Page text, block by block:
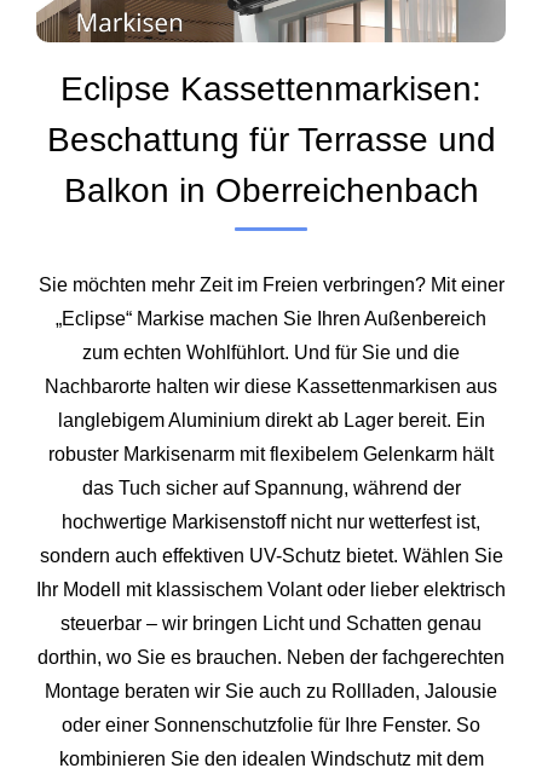
Eclipse Kassettenmarkisen:
Beschattung für Terrasse und
Balkon in Oberreichenbach
Sie möchten mehr Zeit im Freien verbringen? Mit einer
„Eclipse“ Markise machen Sie Ihren Außenbereich
zum echten Wohlfühlort. Und für Sie und die
Nachbarorte halten wir diese Kassettenmarkisen aus
langlebigem Aluminium direkt ab Lager bereit. Ein
robuster Markisenarm mit flexibelem Gelenkarm hält
das Tuch sicher auf Spannung, während der
hochwertige Markisenstoff nicht nur wetterfest ist,
sondern auch effektiven UV-Schutz bietet. Wählen Sie
Ihr Modell mit klassischem Volant oder lieber elektrisch
steuerbar – wir bringen Licht und Schatten genau
dorthin, wo Sie es brauchen. Neben der fachgerechten
Montage beraten wir Sie auch zu Rollladen, Jalousie
oder einer Sonnenschutzfolie für Ihre Fenster. So
kombinieren Sie den idealen Windschutz mit dem